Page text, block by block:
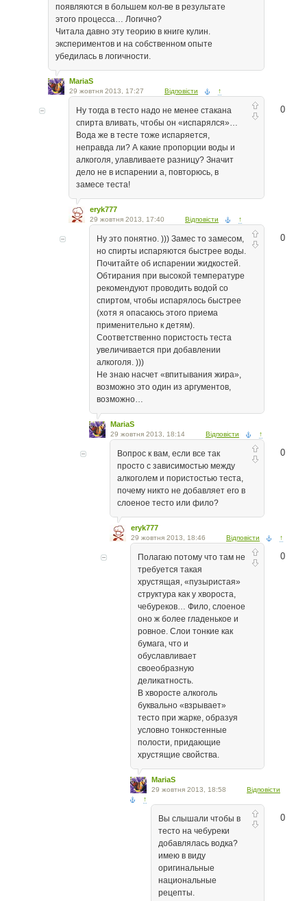
появляются в большем кол-ве в результате
этого процесса… Логично?
Читала давно эту теорию в книге кулин.
экспериментов и на собственном опыте
убедилась в логичности.
MariaS
29 жовтня 2013, 17:27 Відповісти ↑
0
Ну тогда в тесто надо не менее стакана
спирта вливать, чтобы он «испарялся»…
Вода же в тесте тоже испаряется,
неправда ли? А какие пропорции воды и
алкоголя, улавливаете разницу? Значит
дело не в испарении а, повторюсь, в
замесе теста!
eryk777
29 жовтня 2013, 17:40 Відповісти ↑
0
Ну это понятно. ))) Замес то замесом,
но спирты испаряются быстрее воды.
Почитайте об испарении жидкостей.
Обтирания при высокой температуре
рекомендуют проводить водой со
спиртом, чтобы испарялось быстрее
(хотя я опасаюсь этого приема
применительно к детям).
Соответственно пористость теста
увеличивается при добавлении
алкоголя. )))
Не знаю насчет «впитывания жира»,
возможно это один из аргументов,
возможно…
MariaS
29 жовтня 2013, 18:14 Відповісти ↑
0
Вопрос к вам, если все так
просто с зависимостью между
алкоголем и пористостью теста,
почему никто не добавляет его в
слоеное тесто или фило?
eryk777
29 жовтня 2013, 18:46 Відповісти ↑
0
Полагаю потому что там не
требуется такая
хрустящая, «пузыристая»
структура как у хвороста,
чебуреков… Фило, слоеное
оно ж более гладенькое и
ровное. Слои тонкие как
бумага, что и
обуславливает
своеобразную
деликатность.
В хворосте алкоголь
буквально «взрывает»
тесто при жарке, образуя
условно тонкостенные
полости, придающие
хрустящие свойства.
MariaS
29 жовтня 2013, 18:58
Відповісти
↑
0
Вы слышали чтобы в
тесто на чебуреки
добавлялась водка?
имею в виду
оригинальные
национальные
рецепты.